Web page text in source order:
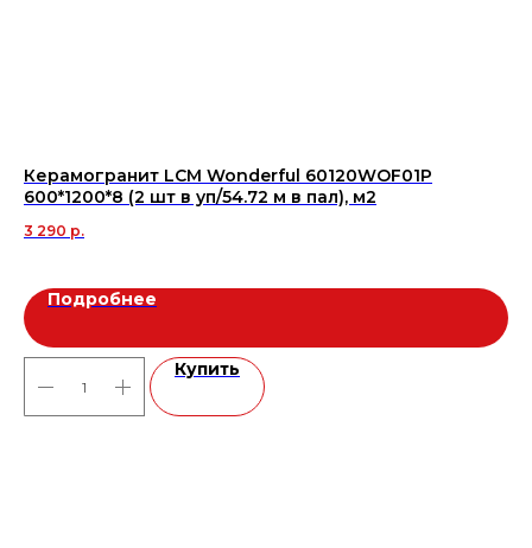
Керамогранит LCM Wonderful 60120WOF01P
600*1200*8 (2 шт в уп/54.72 м в пал), м2
3 290 р.
Подробнее
Купить